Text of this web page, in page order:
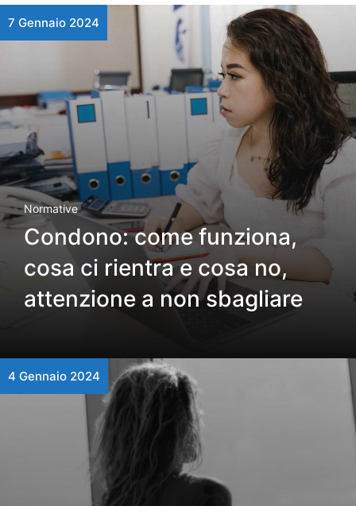
7 Gennaio 2024
Normative
Condono: come funziona,
cosa ci rientra e cosa no,
attenzione a non sbagliare
4 Gennaio 2024